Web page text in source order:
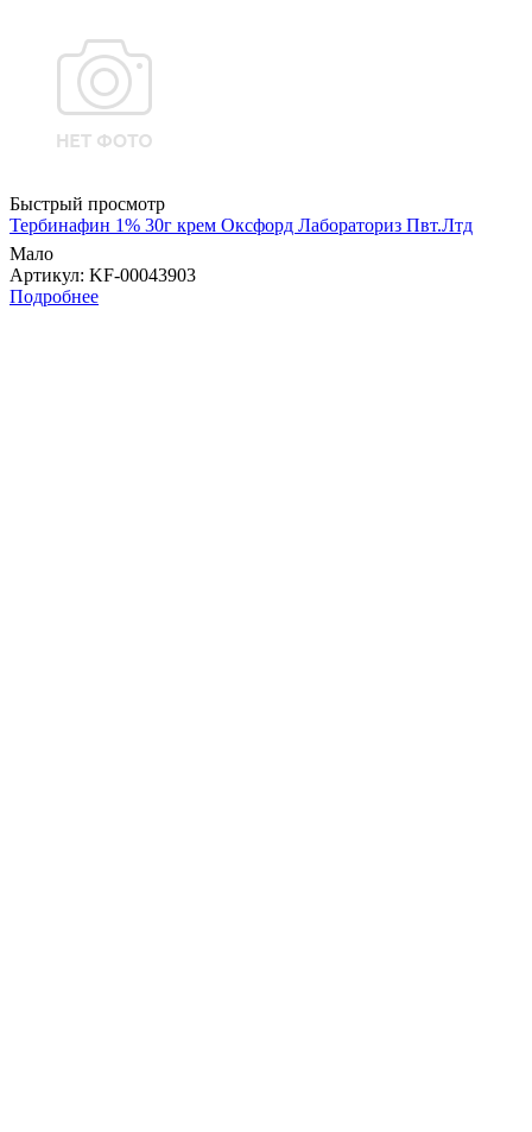
Быстрый просмотр
Тербинафин 1% 30г крем Оксфорд Лабораториз Пвт.Лтд
Мало
Артикул: KF-00043903
Подробнее